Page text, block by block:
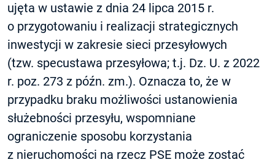
ujęta w ustawie z dnia 24 lipca 2015 r.
o przygotowaniu i realizacji strategicznych
inwestycji w zakresie sieci przesyłowych
(tzw. specustawa przesyłowa; t.j. Dz. U. z 2022
r. poz. 273 z późn. zm.). Oznacza to, że w
przypadku braku możliwości ustanowienia
służebności przesyłu, wspomniane
ograniczenie sposobu korzystania
z nieruchomości na rzecz PSE może zostać